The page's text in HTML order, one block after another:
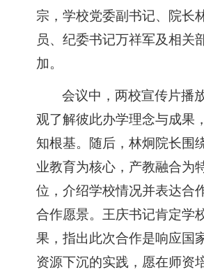
宗 ， 学校党委副书记、 院长
员、纪委书记万祥军及相关
加。
会议中，两校宣传片播
观了解彼此办学理念与成果
知根基。随后，林炯院长围
业教育为核心，产教融合为
位，介绍学校情况并表达合
合作愿景。王庆书记肯定学
果，指出此次合作是响应国
资源下沉的实践，愿在师资